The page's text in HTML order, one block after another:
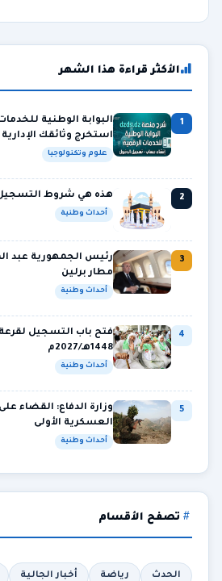
الأكثر قراءة هذا الشهر
1
استخرج وثائقك الإدارية
علوم وتكنولوجيا
2 هذه هي شروط التسجيل في
أحداث وطنية
3
رئيس الجمهورية عبد
مطار برلين
أحداث وطنية
4
فتح باب التسجيل
1448هـ/2027م
أحداث وطنية
5
وزارة الدفاع: القضاء
العسكرية الأولى
أحداث وطنية
تصفح الأقسام
الحدث رياضة أخبار الجالية